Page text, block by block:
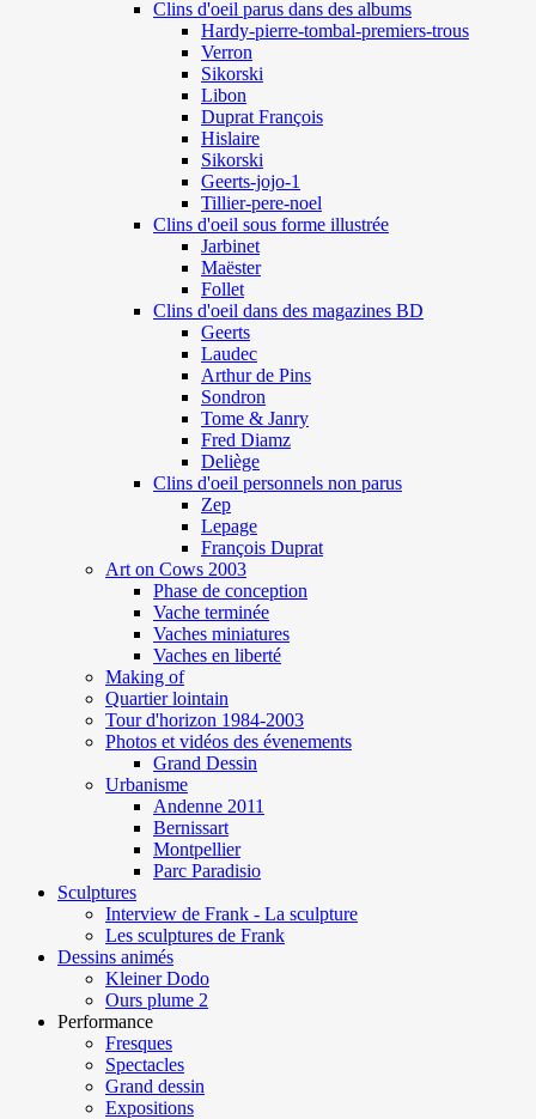
Clins d'oeil parus dans des albums
Hardy-pierre-tombal-premiers-trous
Verron
Sikorski
Libon
Duprat François
Hislaire
Sikorski
Geerts-jojo-1
Tillier-pere-noel
Clins d'oeil sous forme illustrée
Jarbinet
Maëster
Follet
Clins d'oeil dans des magazines BD
Geerts
Laudec
Arthur de Pins
Sondron
Tome & Janry
Fred Diamz
Deliège
Clins d'oeil personnels non parus
Zep
Lepage
François Duprat
Art on Cows 2003
Phase de conception
Vache terminée
Vaches miniatures
Vaches en liberté
Making of
Quartier lointain
Tour d'horizon 1984-2003
Photos et vidéos des évenements
Grand Dessin
Urbanisme
Andenne 2011
Bernissart
Montpellier
Parc Paradisio
Sculptures
Interview de Frank - La sculpture
Les sculptures de Frank
Dessins animés
Kleiner Dodo
Ours plume 2
Performance
Fresques
Spectacles
Grand dessin
Expositions